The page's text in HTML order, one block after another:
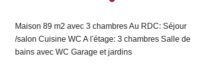
Maison 89 m2 avec 3 chambres Au RDC: Séjour
/salon Cuisine WC A l'étage: 3 chambres Salle de
bains avec WC Garage et jardins